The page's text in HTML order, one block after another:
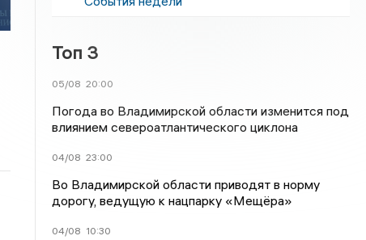
Топ 3
05/08 20:00
Погода во Владимирской области изменится под
влиянием североатлантического циклона
04/08 23:00
Во Владимирской области приводят в норму
дорогу, ведущую к нацпарку «Мещёра»
04/08 10:30